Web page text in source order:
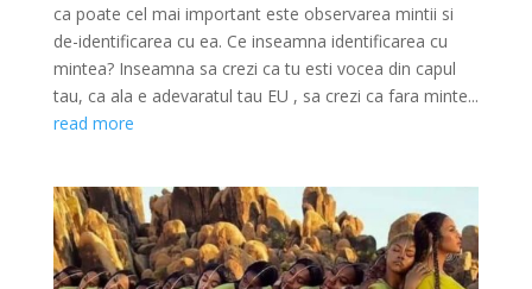
ca poate cel mai important este observarea mintii si
de-identificarea cu ea. Ce inseamna identificarea cu
mintea? Inseamna sa crezi ca tu esti vocea din capul
tau, ca ala e adevaratul tau EU , sa crezi ca fara minte...
read more